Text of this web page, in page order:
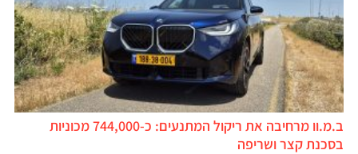
ב.מ.וו מרחיבה את ריקול המתנעים: כ-744,000 מכוניות
בסכנת קצר ושריפה